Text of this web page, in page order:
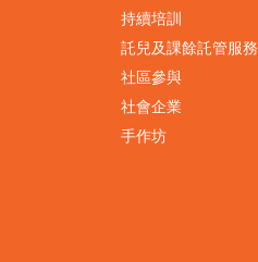
持續培訓
託兒及課餘託管服務
社區參與
社會企業
手作坊